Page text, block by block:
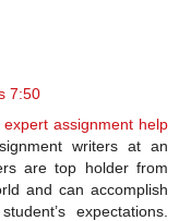
7:50
expert assignment help
writers at an
are top holder from
and can accomplish
expectations.